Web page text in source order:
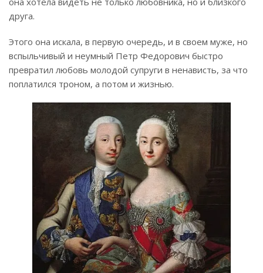
друга.
Этого она искала, в первую очередь, и в своем муже, но
вспыльчивый и неумный Петр Федорович быстро
превратил любовь молодой супруги в ненависть, за что
поплатился троном, а потом и жизнью.